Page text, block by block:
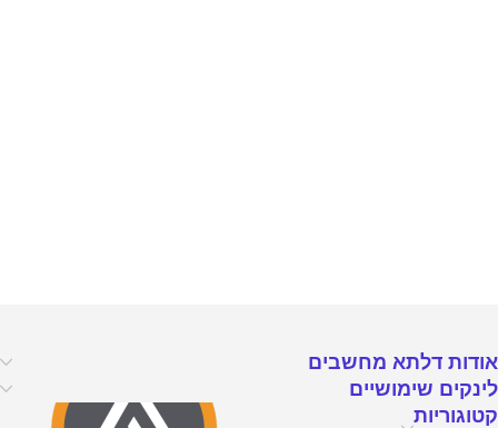
אודות דלתא מחשבים
לינקים שימושיים
קטוגוריות